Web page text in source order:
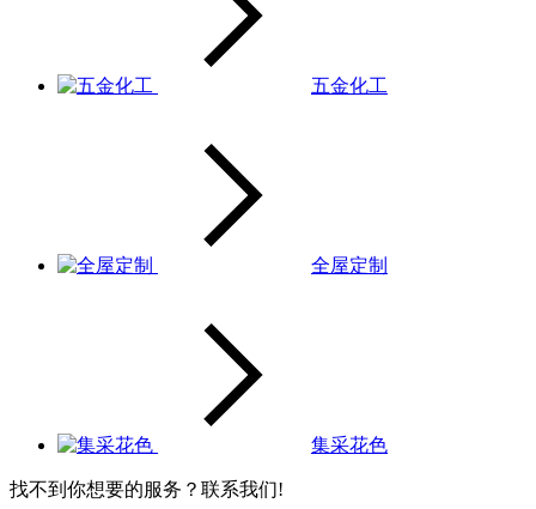
五金化工
全屋定制
集采花色
找不到你想要的服务？联系我们!